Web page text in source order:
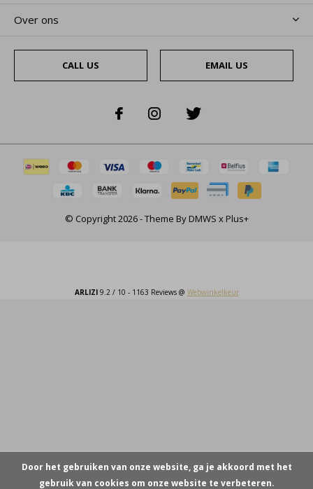
Over ons
CALL US EMAIL US
© Copyright2026- Theme ByDMWS xPlus+
ARLIZI9.2/ 10 - 1163 Reviews @ Webwinkelkeur
Door het gebruiken van onze website, ga je akkoord met het
gebruik van cookies om onze website te verbeteren.